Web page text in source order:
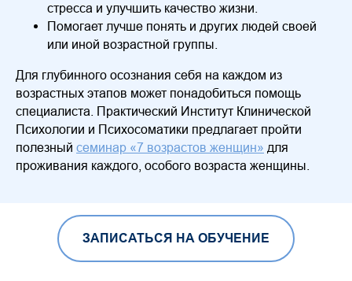
стресса и улучшить качество жизни.
Помогает лучше понять и других людей своей
или иной возрастной группы.
Для глубинного осознания себя на каждом из
возрастных этапов может понадобиться помощь
специалиста. Практический Институт Клинической
Психологии и Психосоматики предлагает пройти
полезный семинар «7 возрастов женщин» для
проживания каждого, особого возраста женщины.
ЗАПИСАТЬСЯ НА ОБУЧЕНИЕ